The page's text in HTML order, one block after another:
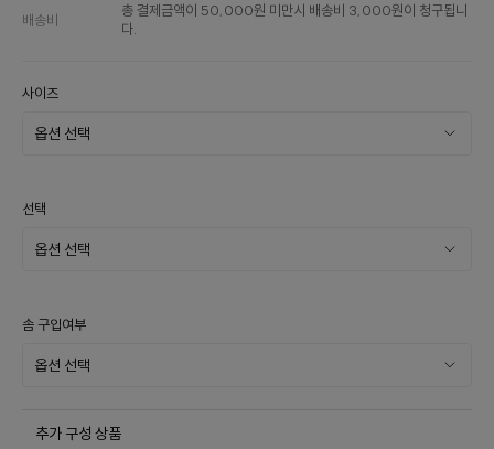
배송비
총 결제금액이 50,000원 미만시 배송비 3,000원이 청구됩니
다.
사이즈
선택
솜 구입여부
추가 구성 상품